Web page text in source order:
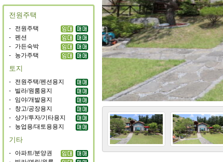
전원주택
- 전원주택
- 펜션
- 가든숙박
- 농가주택
토지
- 전원주택/펜션용지
- 빌라/원룸용지
- 임야/개발용지
- 창고/공장용지
- 상가/투자/기타용지
- 농업용/대토용용지
기타
- 아파트/분양권